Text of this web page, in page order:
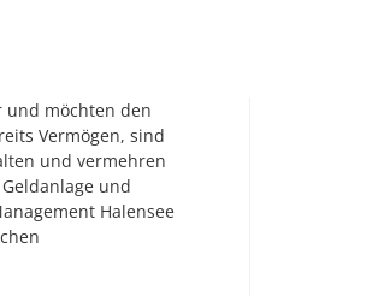
und möchten den
Vermögen, sind
und vermehren
und
Halensee